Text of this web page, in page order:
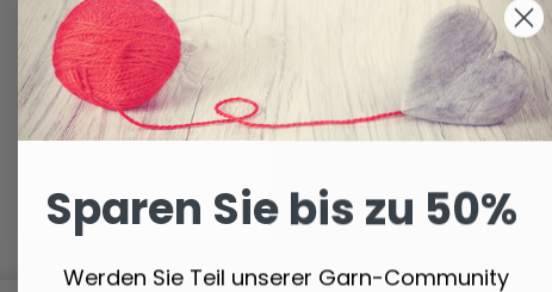
Sparen Sie bis zu 50%
Werden Sie Teil unserer Garn-Community